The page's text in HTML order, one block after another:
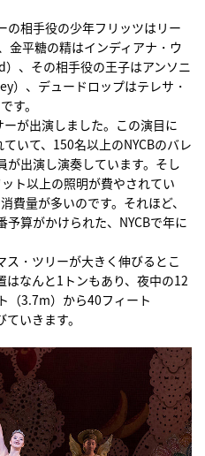
の相手役の少年フリッツはリー
金平糖の精はインディアナ・ウ
、その相手役の王子はアンソニ
）、デュードロップはテレサ・
す。
が出演しました。この演目に
いて、150名以上のNYCBのバレ
が出演し演奏しています。そし
ト以上の照明が費やされてい
費量が多いのです。それほど、
算がかけられた、NYCBで年に
・ツリーが大きく伸びるとこ
はなんと1トンもあり、夜中の12
（3.7m）から40フィート
いきます。